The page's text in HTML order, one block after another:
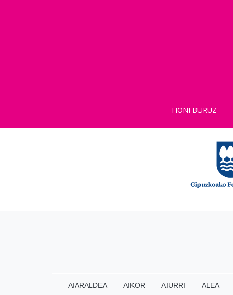
HONI BURUZ
AIARALDEA AIKOR AIURRI ALEA